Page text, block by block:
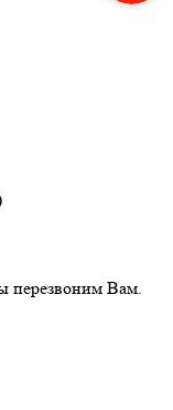
перезвоним Вам.